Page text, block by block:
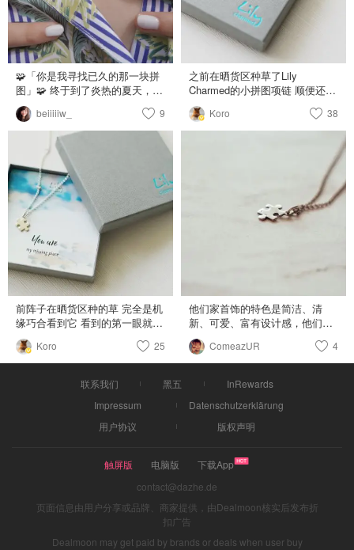
🧩「你是我寻找已久的那一块拼
图」🧩 终于到了炎热的夏天，
又是一个饰品闪耀着的美好季
节。🦋 最近我也是很迷各类的小
饰品， Lily Charmed✨就是其中
一个。 它是一个地道英伦风的品
牌，设计简洁干练。 无论是度假
还是工作，都很适合。 我之前戴
金色比较多， 但最近觉得银色也
很适合夏天， 很喜欢这种干净清
爽的无限清凉感。🍍 有很多来英
国旅行的朋友， 都会把Lily
Charmed✨作为伴手礼送给朋
友。 最近，Lily Charmed✨的小
拼图在君君这里有半价， 在英国
的小伙伴有福啦。嘻嘻～。
beiiiiiw_ 9
之前在晒货区种草了Lily
Charmed的小拼图项链 顺便还买
了这款折纸飞机的 也是觉得非常
可爱 小小的纸飞机做的非常细致
而且还是立体的欸🤭 寓意也非常
合给自己祝福 也非常适合送给朋
折纸飞机扔满操场结果被校长点
名批评 (作为班长的我带头犯坏
太优秀了哈哈哈🌝🌝🌝) 时间过
Koro 38
前阵子在晒货区种的草 完全是机
缘巧合看到它 看到的第一眼就心
动了！然后立刻跑去下单🙈🙈🙈
来自英国的Lily Charmed 有很多
简单又好看的银饰 项链呀手链呀
耳饰都有 感觉跟美国的dogeared
很相似 价格也不贵 20-30刀左右
适合学生党买来点缀一下穿搭 我
购入的这款puzzle大概是它家最
特别也最好看的一款啦 寓意也非
piece」 (虽然我是自己买来送给
大一丢丢 但真的非常精致了 超
级喜欢！推荐给大家呀！👌🏻
Koro 25
他们家首饰的特色是简洁、清
新、可爱、富有设计感，他们家
的许多款式设计直接取材于大自
然，并且都被赋予了特殊的含
义。 这款puzzle是925银的，是
我最喜欢的，一来是拼图元素在
欢puzzle这个词，三这是我老公
给我送的第一条项链，据说男朋
友送女朋友这个项链的意思是
～ 他们家还可以量身定制自己心
以选择，很适合做礼物～ 价位也
很便宜普遍五六十刀左右，还可
以直邮中国，支付宝付款等～
ComeazUR 4
联系我们 黑五
InRewards
Impressum
Datenschutzerklärung
用户协议
版权声明
触屏版 电脑版
下载App
contact@dazhe.de
页面信息由用户分享或品牌、商家提供，由Dealmoon核实后发布折
扣广告
Dealmoon may get paid by brands or deals when user buy